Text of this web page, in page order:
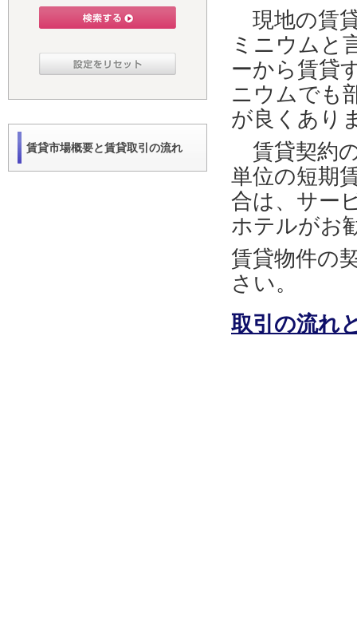
賃貸市場概要と賃貸取引の流れ
現地の賃
ミニウムと
ーから賃貸
ニウムでも
が良くあり
賃貸契約
単位の短期
合は、サー
ホテルがお
賃貸物件の
さい。
取引の流れ